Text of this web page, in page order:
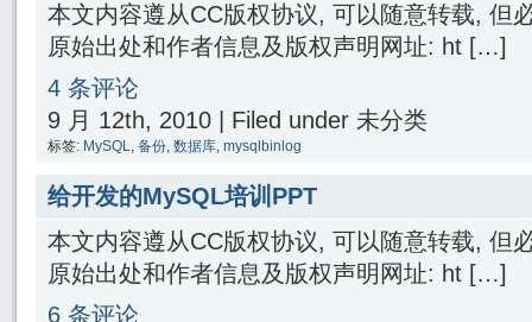
本文内容遵从CC版权协议, 可以随意转载, 但
原始出处和作者信息及版权声明网址: ht […]
4 条评论
9 月 12th, 2010 | Filed under 未分类
标签: MySQL, 备份, 数据库, mysqlbinlog
给开发的MySQL培训PPT
本文内容遵从CC版权协议, 可以随意转载, 但
原始出处和作者信息及版权声明网址: ht […]
6 条评论